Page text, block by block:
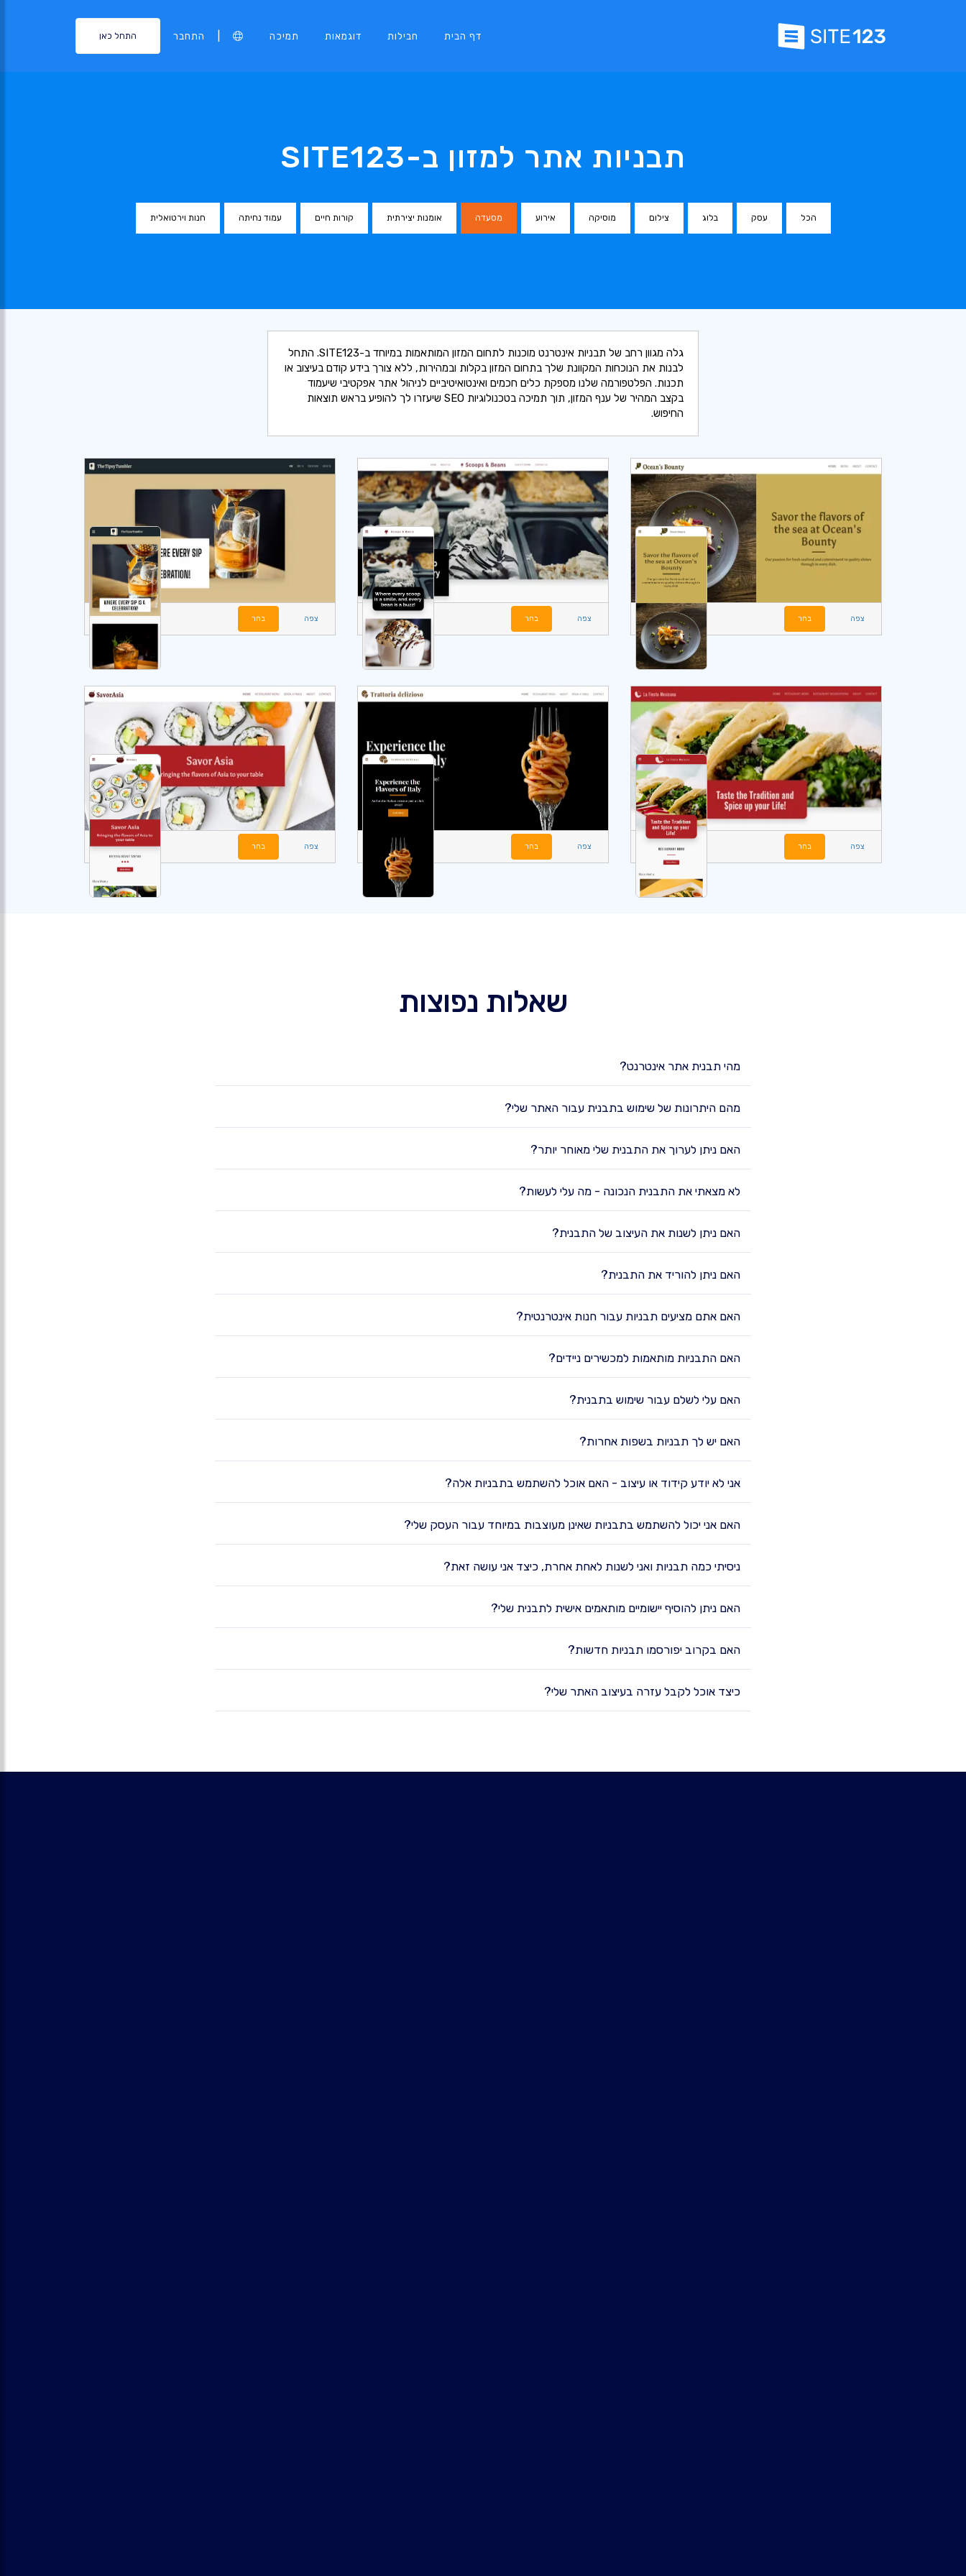
דף הבית חבילות דוגמאות תמיכה התחבר התחל כאן
תבניות אתר למזון ב-SITE123
הכל עסק בלוג צילום מוסיקה אירוע מסעדה אומנות יצירתית קורות חיים עמוד נחיתה חנות וירטואלית
גלה מגוון רחב של תבניות אינטרנט מוכנות לתחום המזון המותאמות במיוחד ב-SITE123. התחל
לבנות את הנוכחות המקוונת שלך בתחום המזון בקלות ובמהירות, ללא צורך בידע קודם בעיצוב או
תכנות. הפלטפורמה שלנו מספקת כלים חכמים ואינטואיטיביים לניהול אתר אפקטיבי שיעמוד
בקצב המהיר של ענף המזון, תוך תמיכה בטכנולוגיות SEO שיעזרו לך להופיע בראש תוצאות
החיפוש.
צפה בחר צפה בחר צפה בחר
צפה בחר צפה בחר צפה בחר
שאלות נפוצות
מהי תבנית אתר אינטרנט?
מהם היתרונות של שימוש בתבנית עבור האתר שלי?
האם ניתן לערוך את התבנית שלי מאוחר יותר?
לא מצאתי את התבנית הנכונה - מה עלי לעשות?
האם ניתן לשנות את העיצוב של התבנית?
האם ניתן להוריד את התבנית?
האם אתם מציעים תבניות עבור חנות אינטרנטית?
האם התבניות מותאמות למכשירים ניידים?
האם עלי לשלם עבור שימוש בתבנית?
האם יש לך תבניות בשפות אחרות?
אני לא יודע קידוד או עיצוב - האם אוכל להשתמש בתבניות אלה?
האם אני יכול להשתמש בתבניות שאינן מעוצבות במיוחד עבור העסק שלי?
ניסיתי כמה תבניות ואני לשנות לאחת אחרת, כיצד אני עושה זאת?
האם ניתן להוסיף יישומיים מותאמים אישית לתבנית שלי?
האם בקרוב יפורסמו תבניות חדשות?
כיצד אוכל לקבל עזרה בעיצוב האתר שלי?